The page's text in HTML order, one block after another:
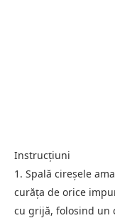
Instrucțiuni
1. Spală cireșele
curăța de orice
cu grijă, folosind un